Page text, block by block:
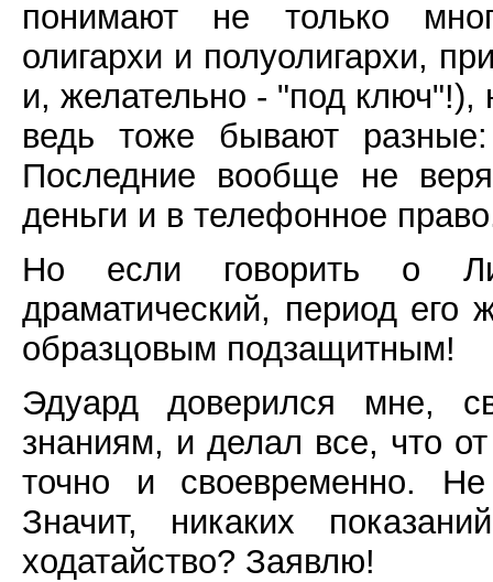
понимают не только
олигархи и полуолигархи,
и, желательно - "под
ведь тоже бывают
Последние вообще не
деньги и в телефонное
Но если говорить о
драматический, период его
образцовым подзащитным!
Эдуард доверился мне,
знаниям, и делал все, что
точно и своевременно.
Значит, никаких
ходатайство? Заявлю!